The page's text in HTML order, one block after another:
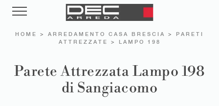
HOME > ARREDAMENTO CASA BRESCIA > PARETI
ATTREZZATE
> LAMPO 198
Parete Attrezzata Lampo 198
di Sangiacomo